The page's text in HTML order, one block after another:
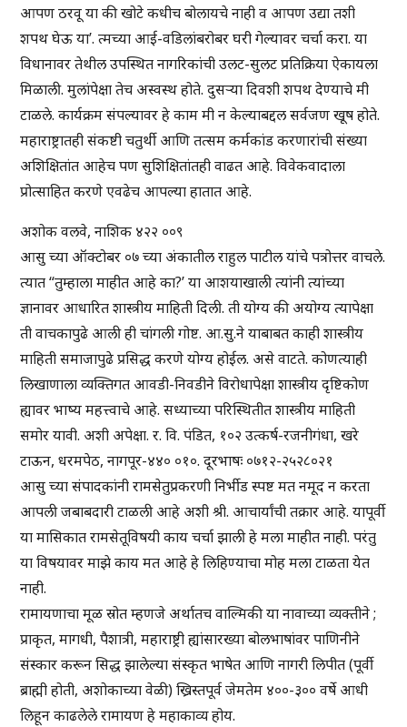
आपण ठरवू या की खोटे कधीच बोलायचे नाही व आपण उद्या तशी
शपथ घेऊ या’. त्मच्या आई-वडिलांबरोबर घरी गेल्यावर चर्चा करा. या
विधानावर तेथील उपस्थित नागरिकांची उलट-सुलट प्रतिक्रिया ऐकायला
मिळाली. मुलांपेक्षा तेच अस्वस्थ होते. दुसऱ्या दिवशी शपथ देण्याचे मी
टाळले. कार्यक्रम संपल्यावर हे काम मी न केल्याबद्दल सर्वजण खूष होते.
महाराष्ट्रातही संकष्टी चतुर्थी आणि तत्सम कर्मकांड करणारांची संख्या
अशिक्षितांत आहेच पण सुशिक्षितांतही वाढत आहे. विवेकवादाला
प्रोत्साहित करणे एवढेच आपल्या हातात आहे.
अशोक वलवे, नाशिक ४२२ ००९
आसु च्या ऑक्टोबर ०७ च्या अंकातील राहुल पाटील यांचे पत्रोत्तर वाचले.
त्यात “तुम्हाला माहीत आहे का?’ या आशयाखाली त्यांनी त्यांच्या
ज्ञानावर आधारित शास्त्रीय माहिती दिली. ती योग्य की अयोग्य त्यापेक्षा
ती वाचकापुढे आली ही चांगली गोष्ट. आ.सु.ने याबाबत काही शास्त्रीय
माहिती समाजापुढे प्रसिद्ध करणे योग्य होईल. असे वाटते. कोणत्याही
लिखाणाला व्यक्तिगत आवडी-निवडीने विरोधापेक्षा शास्त्रीय दृष्टिकोण
ह्यावर भाष्य महत्त्वाचे आहे. सध्याच्या परिस्थितीत शास्त्रीय माहिती
समोर यावी. अशी अपेक्षा. र. वि. पंडित, १०२ उत्कर्ष-रजनीगंधा, खरे
टाऊन, धरमपेठ, नागपूर-४४० ०१०. दूरभाषः ०७१२-२५२८०२१
आसु च्या संपादकांनी रामसेतुप्रकरणी निर्भीड स्पष्ट मत नमूद न करता
आपली जबाबदारी टाळली आहे अशी श्री. आचार्यांची तक्रार आहे. यापूर्वी
या मासिकात रामसेतूविषयी काय चर्चा झाली हे मला माहीत नाही. परंतु
या विषयावर माझे काय मत आहे हे लिहिण्याचा मोह मला टाळता येत
नाही.
रामायणाचा मूळ स्रोत म्हणजे अर्थातच वाल्मिकी या नावाच्या व्यक्तीने ;
प्राकृत, मागधी, पैशात्री, महाराष्ट्री ह्यांसारख्या बोलभाषांवर पाणिनीने
संस्कार करून सिद्ध झालेल्या संस्कृत भाषेत आणि नागरी लिपीत (पूर्वी
ब्राह्मी होती, अशोकाच्या वेळी) ख्रिस्तपूर्व जेमतेम ४००-३०० वर्षे आधी
लिहून काढलेले रामायण हे महाकाव्य होय.